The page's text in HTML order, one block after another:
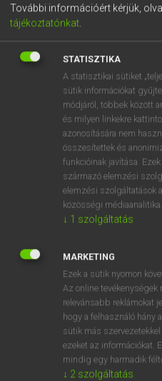
Európai uniós
VAN
Van előfizetésem a
NINCS
Nincs regisztrációm és
díjmentes
További információért kérjük,
tájékoztatónkat.
STATISZTIKA
A statisztikai sütiket
sütik információkat
módjáról, többek között
és milyen linkekre
azonosítására nem
összesítettek és
funkcióinak javítása.
származó elemzési
elemzési szolgáltatások
közösségi médiaanalitika.
↓ 1 szolgáltatás
MARKETING
Ezek a sütik nyomon
Az online
relevánsabb reklámokat
hogy a felhasználó hány
sütik más
ezeket az információkat.
mindig egy harmadik
↓ 2 szolgáltatás
t z u i
g h j k l
n m ,